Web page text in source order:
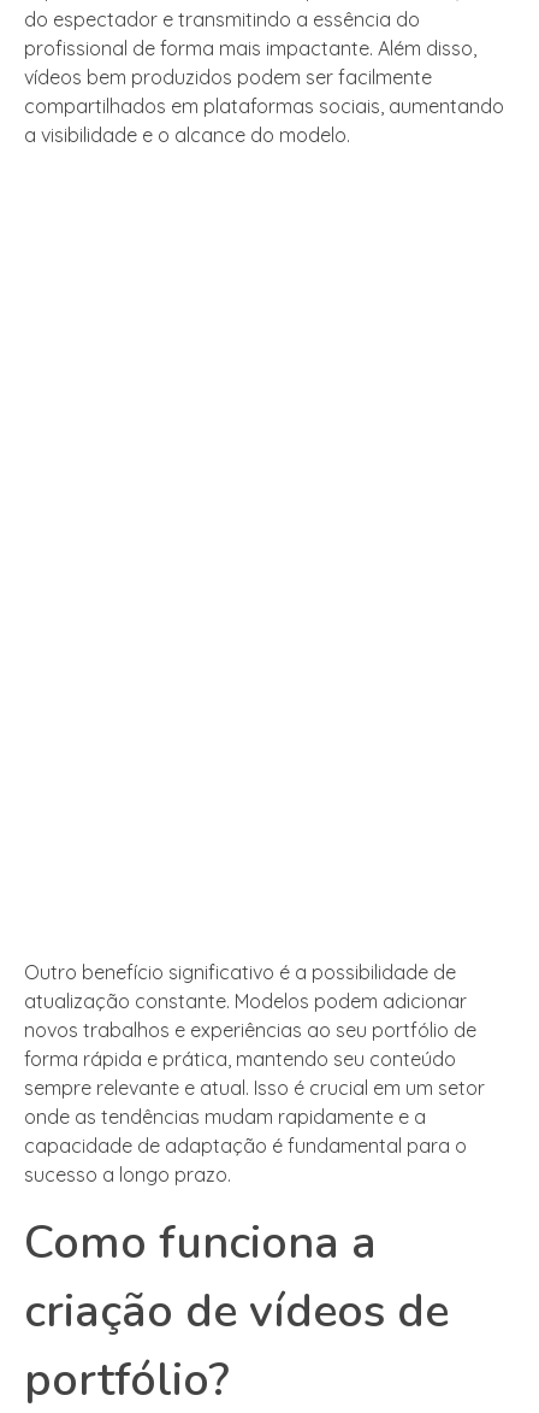
do espectador e transmitindo a essência do
profissional de forma mais impactante. Além disso,
vídeos bem produzidos podem ser facilmente
compartilhados em plataformas sociais, aumentando
a visibilidade e o alcance do modelo.
Outro benefício significativo é a possibilidade de
atualização constante. Modelos podem adicionar
novos trabalhos e experiências ao seu portfólio de
forma rápida e prática, mantendo seu conteúdo
sempre relevante e atual. Isso é crucial em um setor
onde as tendências mudam rapidamente e a
capacidade de adaptação é fundamental para o
sucesso a longo prazo.
Como funciona a
criação de vídeos de
portfólio?